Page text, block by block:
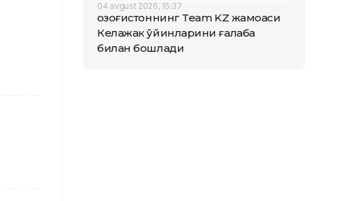
04 avgust 2026, 15:37
Қозоғистоннинг Team KZ жамоаси
Келажак ўйинларини ғалаба
билан бошлади